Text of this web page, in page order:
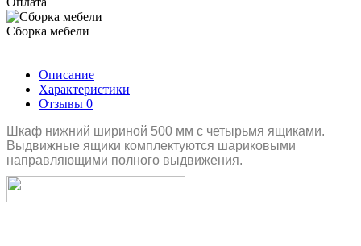
Сборка мебели
Описание
Характеристики
Отзывы 0
Шкаф нижний шириной 500 мм с четырьмя ящиками.
Выдвижные ящики комплектуются шариковыми
направляющими полного выдвижения.